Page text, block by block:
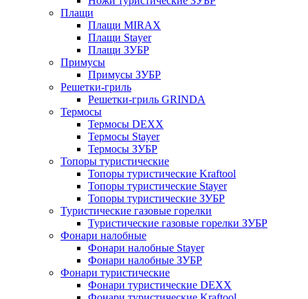
Плащи
Плащи MIRAX
Плащи Stayer
Плащи ЗУБР
Примусы
Примусы ЗУБР
Решетки-гриль
Решетки-гриль GRINDA
Термосы
Термосы DEXX
Термосы Stayer
Термосы ЗУБР
Топоры туристические
Топоры туристические Kraftool
Топоры туристические Stayer
Топоры туристические ЗУБР
Туристические газовые горелки
Туристические газовые горелки ЗУБР
Фонари налобные
Фонари налобные Stayer
Фонари налобные ЗУБР
Фонари туристические
Фонари туристические DEXX